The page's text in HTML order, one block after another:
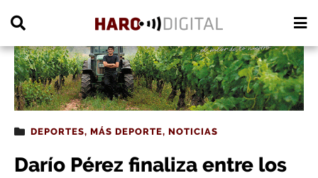
DEPORTES, MÁS DEPORTE, NOTICIAS
Darío Pérez finaliza entre los